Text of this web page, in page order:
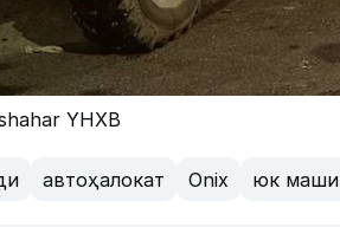
YHXB
автоҳалокат Onix юк